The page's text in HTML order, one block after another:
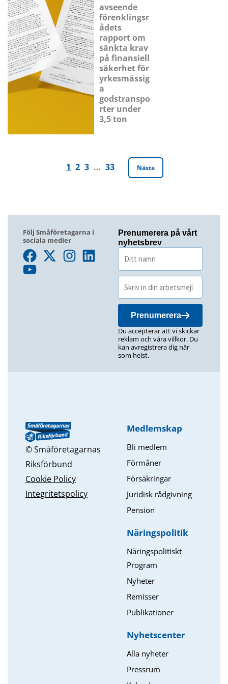
avseende
förenklingsr
ådets
rapport om
sänkta krav
på finansiell
säkerhet för
yrkesmässig
a
godstranspo
rter under
3,5 ton
1 2 3 … 33 Nästa
Följ Småföretagarna i
sociala medier
Prenumerera på vårt
nyhetsbrev
Prenumerera
Du accepterar att vi skickar
reklam och våra villkor. Du
kan avregistrera dig när
som helst.
© Småföretagarnas
Riksförbund
Cookie Policy
Integritetspolicy
Medlemskap
Bli medlem
Förmåner
Försäkringar
Juridisk rådgivning
Pension
Näringspolitik
Näringspolitiskt
Program
Nyheter
Remisser
Publikationer
Nyhetscenter
Alla nyheter
Pressrum